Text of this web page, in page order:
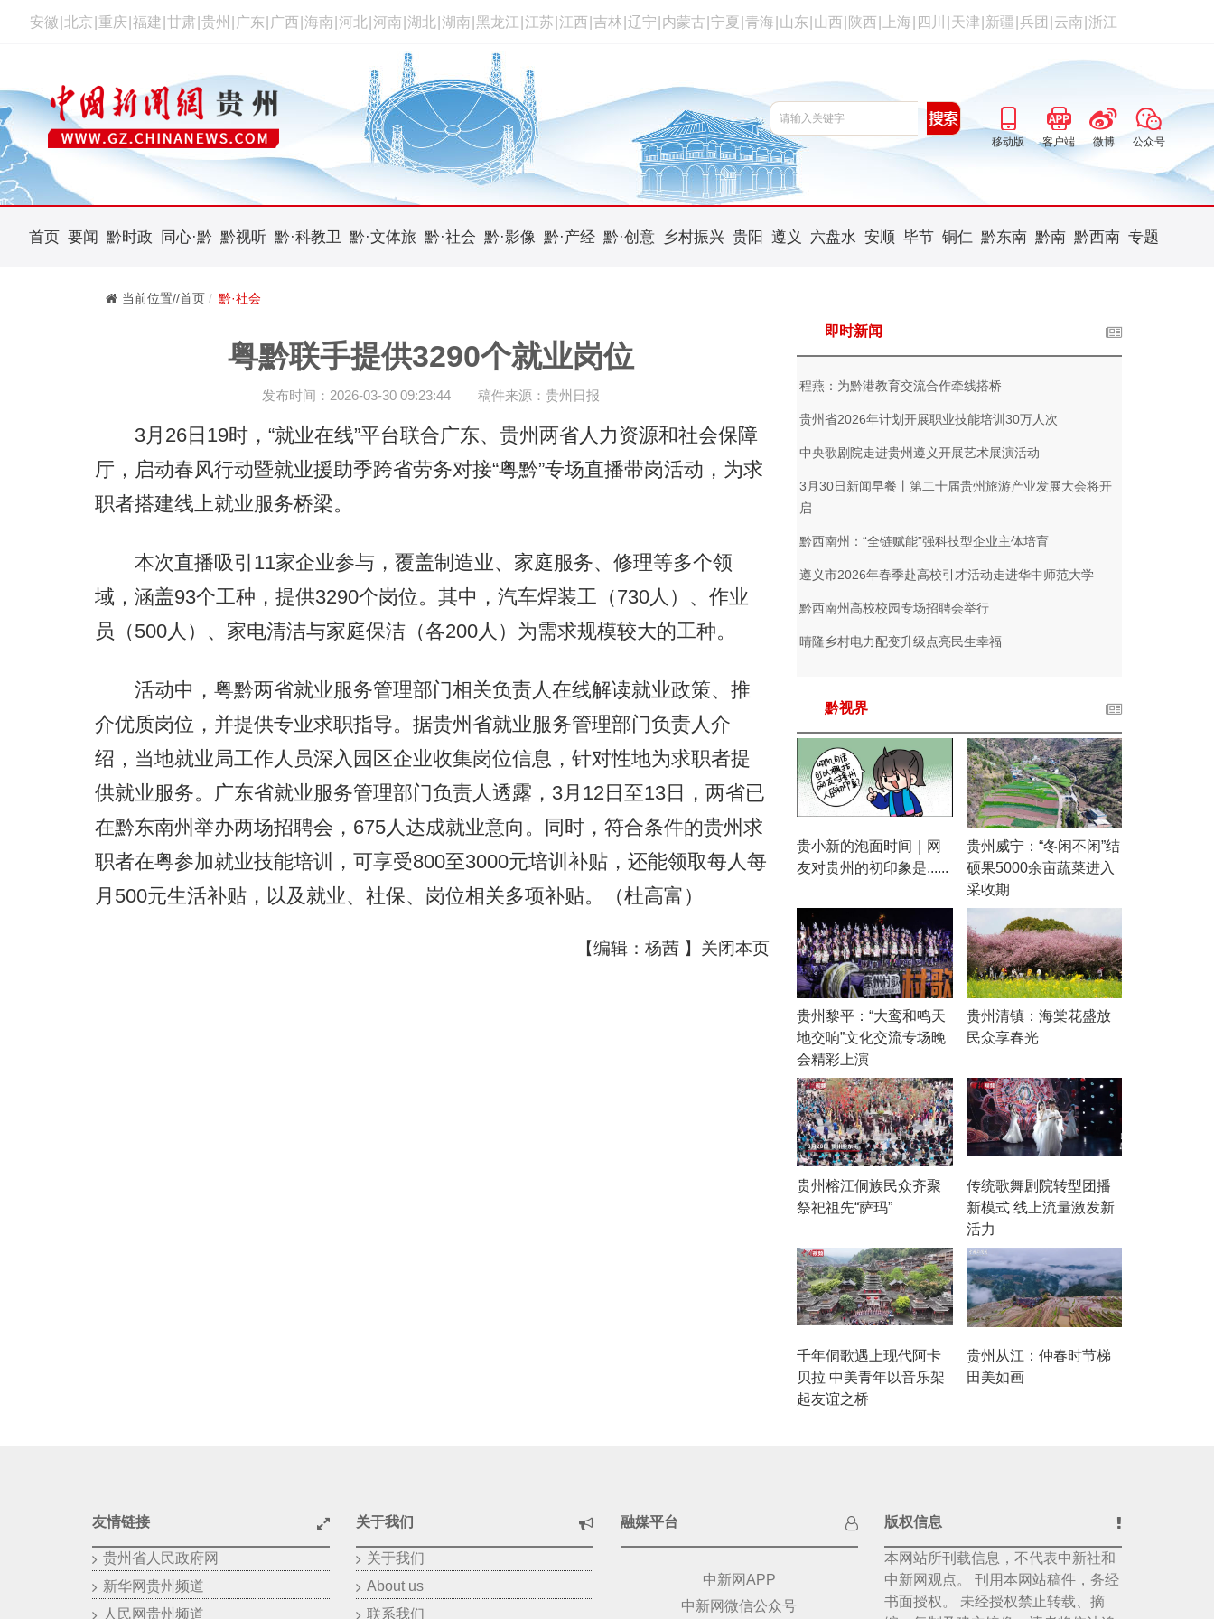
安徽 北京 重庆 福建 甘肃 贵州 广东 广西 海南 河北 河南 湖北 湖南 黑龙江 江苏 江西 吉林 辽宁 内蒙古 宁夏 青海 山东 山西 陕西 上海 四川 天津 新疆 兵团 云南 浙江
移动版 客户端 微博 公众号
首页 要闻 黔时政 同心·黔 黔视听 黔·科教卫 黔·文体旅 黔·社会 黔·影像 黔·产经 黔·创意 乡村振兴 贵阳 遵义 六盘水 安顺 毕节 铜仁 黔东南 黔南 黔西南 专题
当前位置//首页 黔·社会
粤黔联手提供3290个就业岗位
发布时间：2026-03-30 09:23:44 稿件来源：贵州日报
3月26日19时，“就业在线”平台联合广东、贵州两省人力资源和社会保障
厅，启动春风行动暨就业援助季跨省劳务对接“粤黔”专场直播带岗活动，为求
职者搭建线上就业服务桥梁。
本次直播吸引11家企业参与，覆盖制造业、家庭服务、修理等多个领
域，涵盖93个工种，提供3290个岗位。其中，汽车焊装工（730人）、作业
员（500人）、家电清洁与家庭保洁（各200人）为需求规模较大的工种。
活动中，粤黔两省就业服务管理部门相关负责人在线解读就业政策、推
介优质岗位，并提供专业求职指导。据贵州省就业服务管理部门负责人介
绍，当地就业局工作人员深入园区企业收集岗位信息，针对性地为求职者提
供就业服务。广东省就业服务管理部门负责人透露，3月12日至13日，两省已
在黔东南州举办两场招聘会，675人达成就业意向。同时，符合条件的贵州求
职者在粤参加就业技能培训，可享受800至3000元培训补贴，还能领取每人每
月500元生活补贴，以及就业、社保、岗位相关多项补贴。（杜高富 ）
【编辑：杨茜 】 关闭本页
即时新闻
程燕：为黔港教育交流合作牵线搭桥
贵州省2026年计划开展职业技能培训30万人次
中央歌剧院走进贵州遵义开展艺术展演活动
3月30日新闻早餐丨第二十届贵州旅游产业发展大会将开
启
黔西南州：“全链赋能”强科技型企业主体培育
遵义市2026年春季赴高校引才活动走进华中师范大学
黔西南州高校校园专场招聘会举行
晴隆乡村电力配变升级点亮民生幸福
黔视界
贵小新的泡面时间｜网
友对贵州的初印象是......
贵州威宁：“冬闲不闲”结
硕果5000余亩蔬菜进入
采收期
贵州黎平：“大鸾和鸣天
地交响”文化交流专场晚
会精彩上演
贵州清镇：海棠花盛放
民众享春光
贵州榕江侗族民众齐聚
祭祀祖先“萨玛”
传统歌舞剧院转型团播
新模式 线上流量激发新
活力
千年侗歌遇上现代阿卡
贝拉 中美青年以音乐架
起友谊之桥
贵州从江：仲春时节梯
田美如画
友情链接
贵州省人民政府网
新华网贵州频道
人民网贵州频道
关于我们
关于我们
About us
联系我们
融媒平台
中新网APP
中新网微信公众号
版权信息
本网站所刊载信息，不代表中新社和
中新网观点。 刊用本网站稿件，务经
书面授权。 未经授权禁止转载、摘